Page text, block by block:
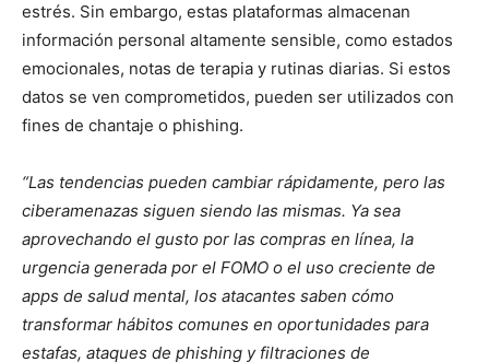
estrés. Sin embargo, estas plataformas almacenan
información personal altamente sensible, como estados
emocionales, notas de terapia y rutinas diarias. Si estos
datos se ven comprometidos, pueden ser utilizados con
fines de chantaje o phishing.
“Las tendencias pueden cambiar rápidamente, pero las
ciberamenazas siguen siendo las mismas. Ya sea
aprovechando el gusto por las compras en línea, la
urgencia generada por el FOMO o el uso creciente de
apps de salud mental, los atacantes saben cómo
transformar hábitos comunes en oportunidades para
estafas, ataques de phishing y filtraciones de